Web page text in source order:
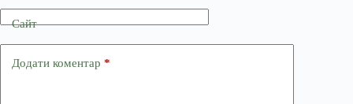
Сайт
Додати коментар *